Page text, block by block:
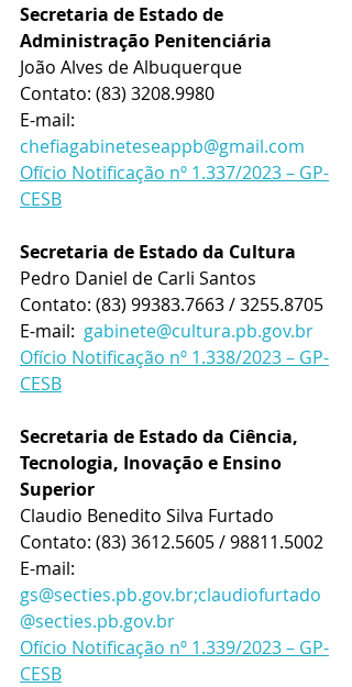
Secretaria de Estado de
Administração Penitenciária
João Alves de Albuquerque
Contato: (83) 3208.9980
E-mail:
chefiagabineteseappb@gmail.com
Ofício Notificação nº 1.337/2023 – GP-
CESB
Secretaria de Estado da Cultura
Pedro Daniel de Carli Santos
Contato: (83) 99383.7663 / 3255.8705
E-mail: gabinete@cultura.pb.gov.br
Ofício Notificação nº 1.338/2023 – GP-
CESB
Secretaria de Estado da Ciência,
Tecnologia, Inovação e Ensino
Superior
Claudio Benedito Silva Furtado
Contato: (83) 3612.5605 / 98811.5002
E-mail:
gs@secties.pb.gov.br;claudiofurtado
@secties.pb.gov.br
Ofício Notificação nº 1.339/2023 – GP-
CESB